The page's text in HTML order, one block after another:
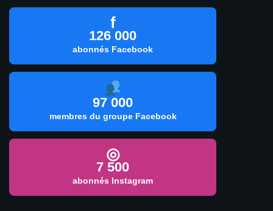
f
126 000
abonnés Facebook
97 000
membres du groupe Facebook
◎
7 500
abonnés Instagram